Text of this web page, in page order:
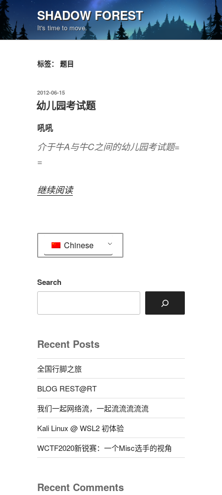
跳
至
内
容
SHADOW FOREST
It's time to move.
标签： 题目
发
布
于
2012-06-15
幼儿园考试题
吼吼
介于牛A与牛C之间的幼儿园考试题=
=
继续阅读“幼
考
试
Chinese
Search
Recent Posts
全国行脚之旅
BLOG REST@RT
我们一起网络流，一起流流流流流
Kali Linux @ WSL2 初体验
WCTF2020新锐赛：一个Misc选手的视角
Recent Comments